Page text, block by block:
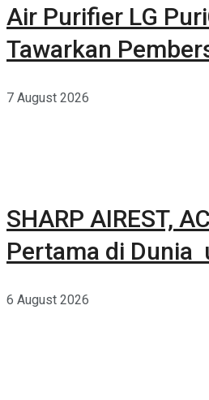
Air Purifier LG
Tawarkan
7 August 2026
SHARP AIREST,
Pertama di Dunia
6 August 2026